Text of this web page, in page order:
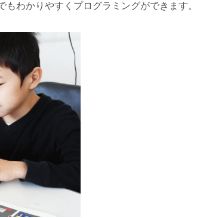
わかりやすくプログラミングができます。